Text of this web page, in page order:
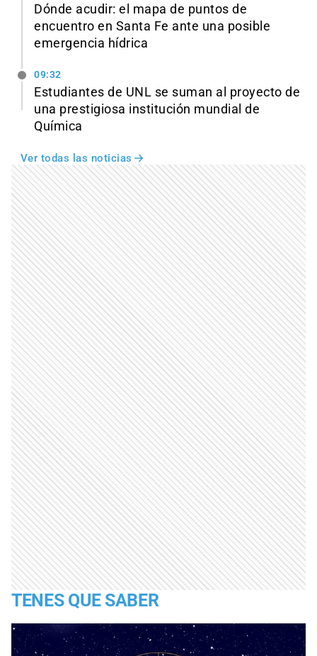
Dónde acudir: el mapa de puntos de
encuentro en Santa Fe ante una posible
emergencia hídrica
09:32
Estudiantes de UNL se suman al proyecto de
una prestigiosa institución mundial de
Química
Ver todas las noticias
TENES QUE SABER